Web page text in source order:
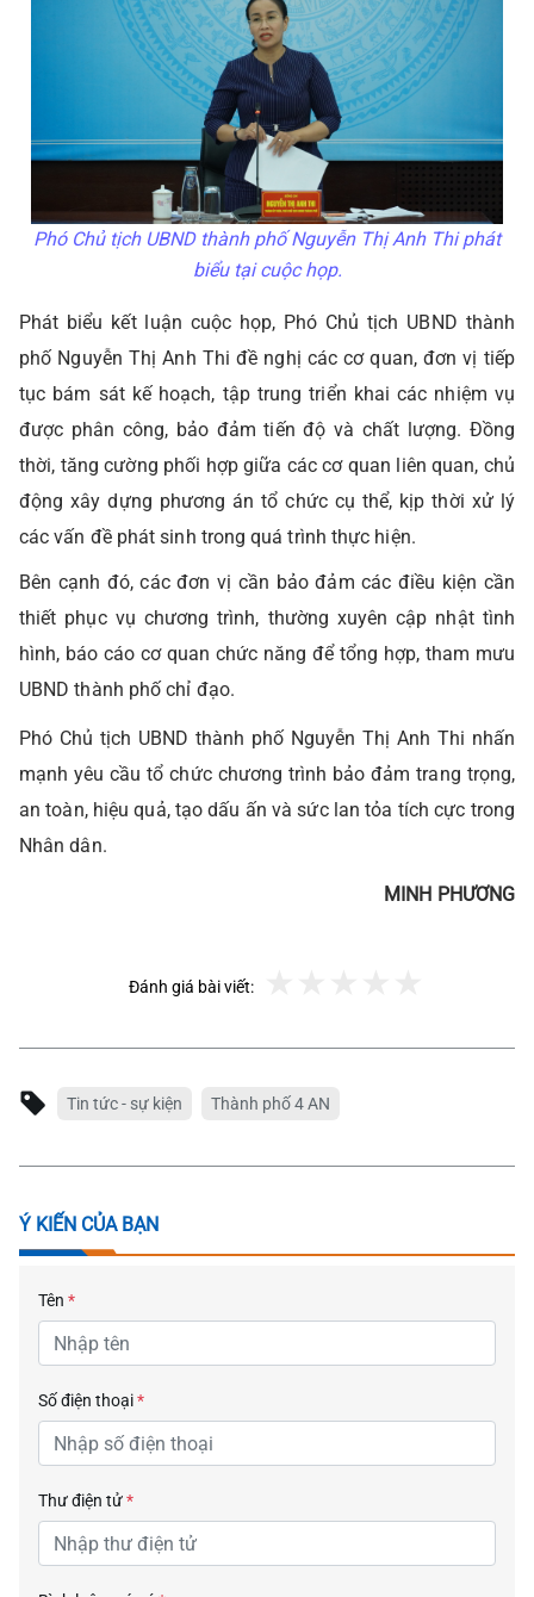
Phó Chủ tịch UBND thành phố Nguyễn Thị Anh Thi phát
biểu tại cuộc họp.
Phát biểu kết luận cuộc họp, Phó Chủ tịch UBND thành
phố Nguyễn Thị Anh Thi đề nghị các cơ quan, đơn vị tiếp
tục bám sát kế hoạch, tập trung triển khai các nhiệm vụ
được phân công, bảo đảm tiến độ và chất lượng. Đồng
thời, tăng cường phối hợp giữa các cơ quan liên quan, chủ
động xây dựng phương án tổ chức cụ thể, kịp thời xử lý
các vấn đề phát sinh trong quá trình thực hiện.
Bên cạnh đó, các đơn vị cần bảo đảm các điều kiện cần
thiết phục vụ chương trình, thường xuyên cập nhật tình
hình, báo cáo cơ quan chức năng để tổng hợp, tham mưu
UBND thành phố chỉ đạo.
Phó Chủ tịch UBND thành phố Nguyễn Thị Anh Thi nhấn
mạnh yêu cầu tổ chức chương trình bảo đảm trang trọng,
an toàn, hiệu quả, tạo dấu ấn và sức lan tỏa tích cực trong
Nhân dân.
MINH PHƯƠNG
Đánh giá bài viết:
Tin tức - sự kiện Thành phố 4 AN
Ý KIẾN CỦA BẠN
Tên *
Số điện thoại*
Thư điện tử*